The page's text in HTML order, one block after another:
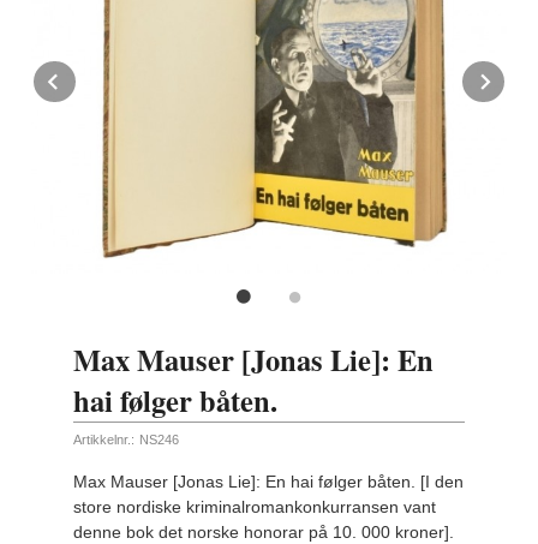
Prev
Max Mauser [Jonas Lie]: En
hai følger båten.
Artikkelnr.: NS246
Max Mauser [Jonas Lie]: En hai følger båten. [I den
store nordiske kriminalromankonkurransen vant
denne bok det norske honorar på 10. 000 kroner].